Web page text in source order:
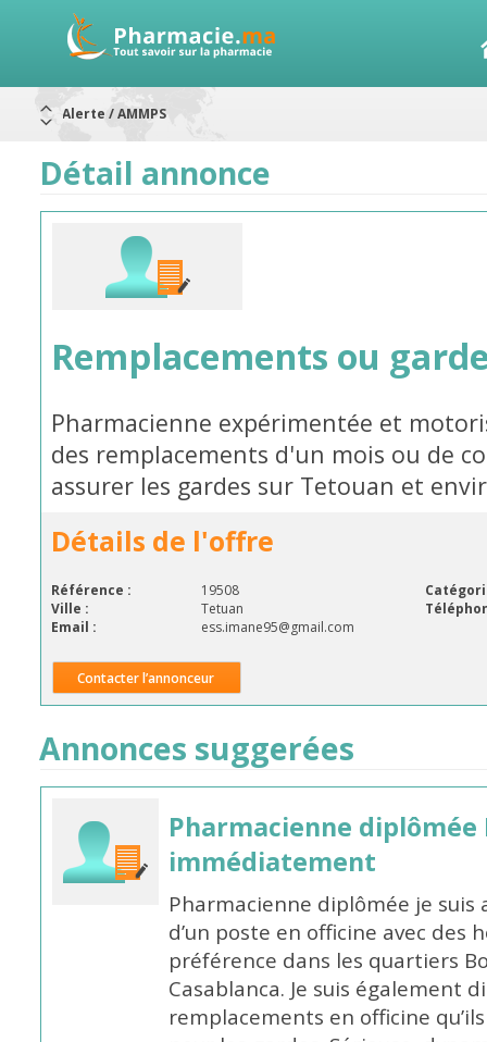
Aureomycine ophtalmique : Rappel de lots
RAPPELS DE LOTS
Rappel de lots : ANTITOXINE TÉTANIQUE 1500.
Détail annonce
Remplacements ou
Pharmacienne expérimentée et
des remplacements d'un mois ou de
assurer les gardes sur Tetouan et
Détails de l'offre
Référence : 19508
Ville :
Tetuan
Email :
ess.imane95@gmail.com
Contacter l’annonceur
Annonces suggerées
Pharmacienne diplômée
immédiatement
Pharmacienne diplômée je
d’un poste en officine avec des
préférence dans les quartiers
Casablanca. Je suis également
remplacements en officine